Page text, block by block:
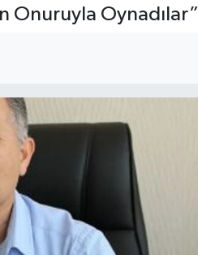
Onuruyla Oynadılar”